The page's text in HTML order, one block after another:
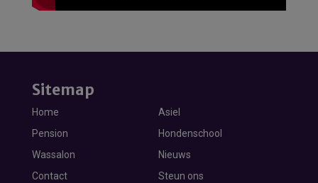
Sitemap
Home
Asiel
Pension
Hondenschool
Wassalon
Nieuws
Contact
Steun ons